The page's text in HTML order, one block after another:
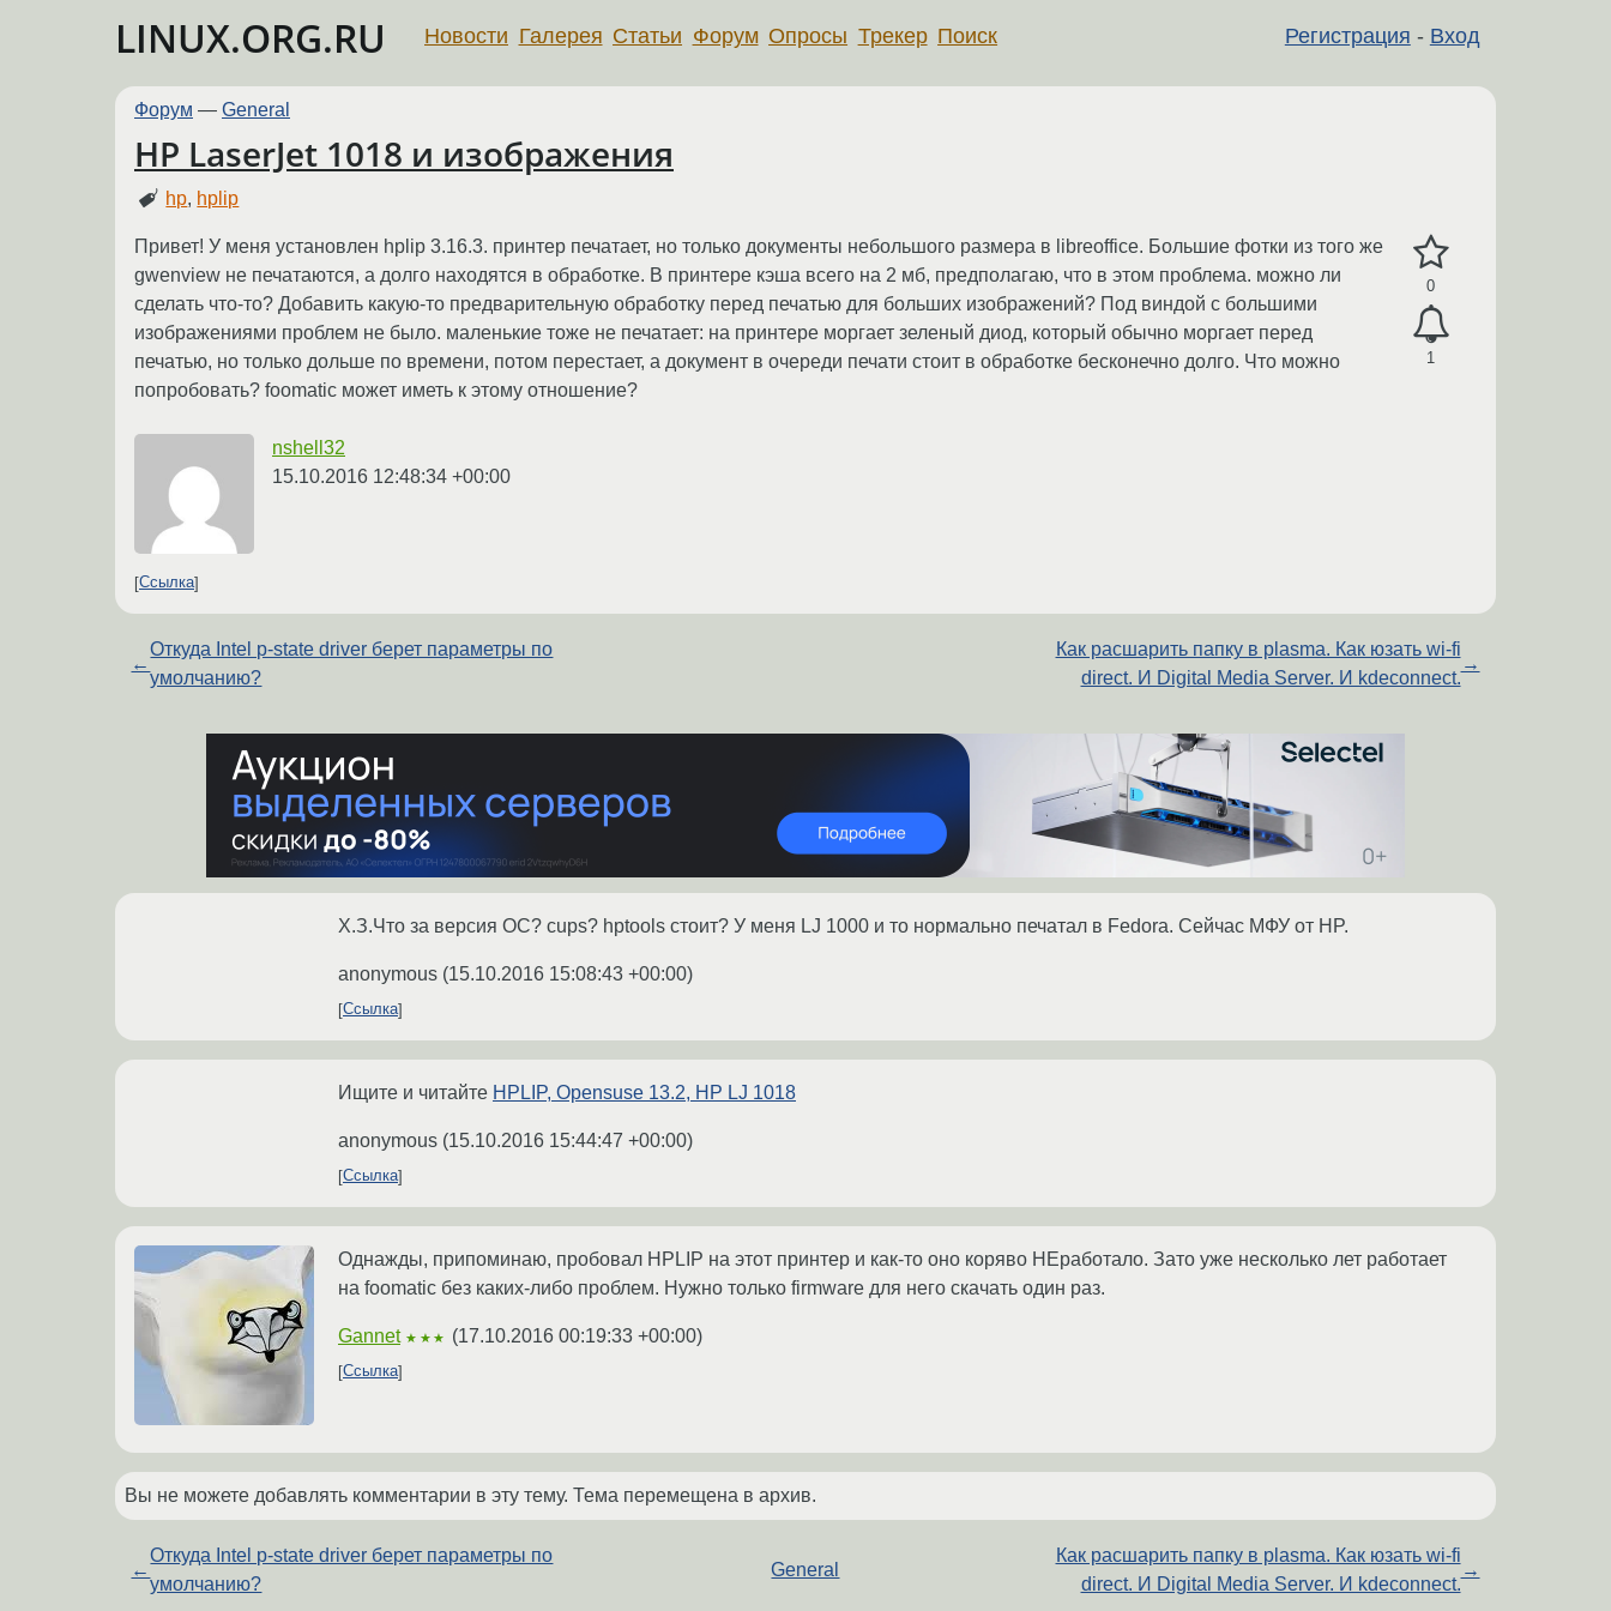
LINUX.ORG.RU Регистрация - Вход
Новости Галерея Статьи Форум Опросы Трекер Поиск
Форум — General
HP LaserJet 1018 и изображения
hp, hplip
0
1
Привет! У меня установлен hplip 3.16.3. принтер печатает, но только документы небольшого размера в libreoffice. Большие фотки из того же
gwenview не печатаются, а долго находятся в обработке. В принтере кэша всего на 2 мб, предполагаю, что в этом проблема. можно ли
сделать что-то? Добавить какую-то предварительную обработку перед печатью для больших изображений? Под виндой с большими
изображениями проблем не было. маленькие тоже не печатает: на принтере моргает зеленый диод, который обычно моргает перед
печатью, но только дольше по времени, потом перестает, а документ в очереди печати стоит в обработке бесконечно долго. Что можно
попробовать? foomatic может иметь к этому отношение?
nshell32
15.10.2016 12:48:34 +00:00
Ссылка
←
Откуда Intel p-state driver берет параметры по
умолчанию?
Как расшарить папку в plasma. Как юзать wi-fi
direct. И Digital Media Server. И kdeconnect.
→
Х.З.Что за версия ОС? cups? hptools стоит? У меня LJ 1000 и то нормально печатал в Fedora. Сейчас МФУ от HP.
anonymous (15.10.2016 15:08:43 +00:00)
Ссылка
Ищите и читайте HPLIP, Opensuse 13.2, HP LJ 1018
anonymous (15.10.2016 15:44:47 +00:00)
Ссылка
Однажды, припоминаю, пробовал HPLIP на этот принтер и как-то оно коряво НЕработало. Зато уже несколько лет работает
на foomatic без каких-либо проблем. Нужно только firmware для него скачать один раз.
Gannet ★★★ (17.10.2016 00:19:33 +00:00)
Ссылка
Вы не можете добавлять комментарии в эту тему. Тема перемещена в архив.
←
Откуда Intel p-state driver берет параметры по
умолчанию?
General
Как расшарить папку в plasma. Как юзать wi-fi
direct. И Digital Media Server. И kdeconnect.
→